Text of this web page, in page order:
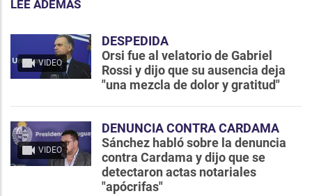
LEE ADEMÁS
VIDEO
DESPEDIDA
Orsi fue al velatorio de Gabriel
Rossi y dijo que su ausencia deja
"una mezcla de dolor y gratitud"
VIDEO
DENUNCIA CONTRA CARDAMA
Sánchez habló sobre la denuncia
contra Cardama y dijo que se
detectaron actas notariales
"apócrifas"